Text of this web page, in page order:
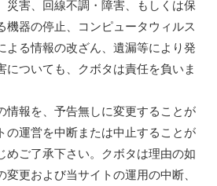
災害、回線不調・障害、もしくは保
機器の停止、コンピュータウィルス
よる情報の改ざん、遺漏等により発
についても、クボタは責任を負いま
情報を、予告無しに変更することが
の運営を中断または中止することが
めご了承下さい。クボタは理由の如
更および当サイトの運用の中断、